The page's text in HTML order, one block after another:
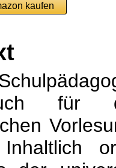
kaufen
für
Inhaltlich